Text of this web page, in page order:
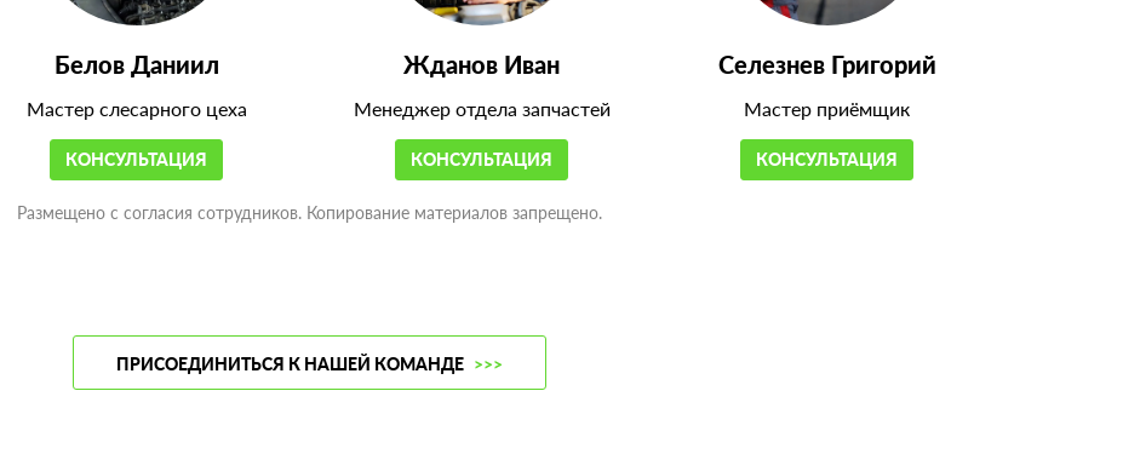
Белов Даниил
Мастер слесарного цеха
КОНСУЛЬТАЦИЯ
Жданов Иван
Менеджер отдела запчастей
КОНСУЛЬТАЦИЯ
Селезнев Григорий
Мастер приёмщик
КОНСУЛЬТАЦИЯ
Размещено с согласия сотрудников. Копирование материалов запрещено.
ПРИСОЕДИНИТЬСЯ К НАШЕЙ КОМАНДЕ >>>